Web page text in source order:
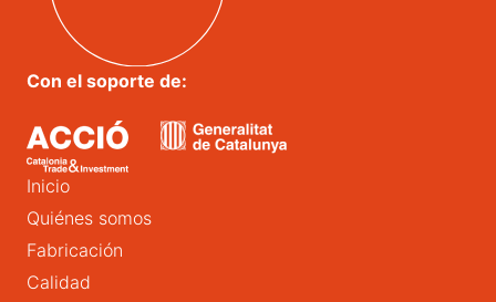
Con el soporte de:
Inicio
Quiénes somos
Fabricación
Calidad